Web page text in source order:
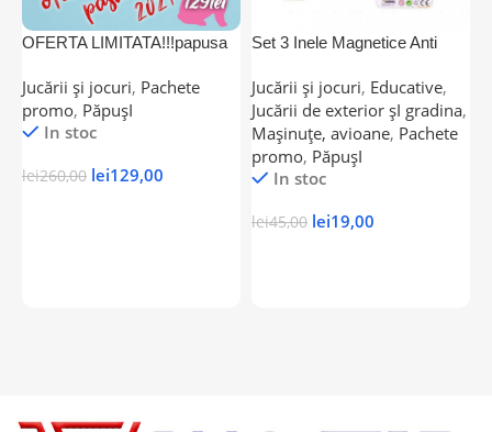
OFERTA LIMITATA!!!papusa
SPECIALA „feel better”
2021+capsula surpriza under
wrap+ou 20 surprize CADOU
Jucării și jocuri, Pachete
promo, PăpușI
In stoc
lei260,00 lei129,00
Set 3 Inele Magnetice Anti
Jucării și jocuri, Educative,
Jucării de exterior șI gradina,
Mașinuțe, avioane, Pachete
promo, PăpușI
In stoc
lei45,00 lei19,00